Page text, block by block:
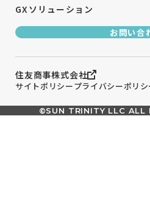
GXソリューション
お問い合
住友商事株式会社
サイトポリシープライバシーポリシ
©SUN TRINITY LLC ALL